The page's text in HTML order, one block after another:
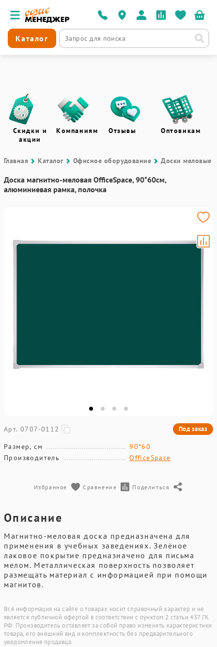
Каталог
Скидки и
акции
Компаниям Отзывы Оптовикам
Главная Каталог Офисное оборудование Доски меловые
Доска магнитно-меловая OfficeSpace, 90*60см,
алюминиевая рамка, полочка
Арт. 0707-0112 Под заказ
Размер, см
90*60
Производитель
OfficeSpace
Избранное Сравнение Поделиться
Описание
Магнитно-меловая доска предназначена для
применения в учебных заведениях. Зелёное
лаковое покрытие предназначено для письма
мелом. Металлическая поверхность позволяет
размещать материал с информацией при помощи
магнитов.
Вся информация на сайте о товарах носит справочный характер и не
является публичной офертой в соответствии с пунктом 2 статьи 437 ГК
РФ. Производитель оставляет за собой право изменять характеристики
товара, его внешний вид и комплектность без предварительного
уведомления продавца.